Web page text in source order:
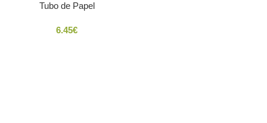
Tubo de Papel
6.45€